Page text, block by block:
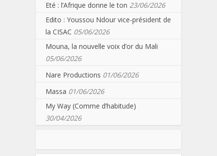
Eté : l’Afrique donne le ton 23/06/2026
Edito : Youssou Ndour vice-président de
la CISAC 05/06/2026
Mouna, la nouvelle voix d’or du Mali
05/06/2026
Nare Productions 01/06/2026
Massa 01/06/2026
My Way (Comme d’habitude)
30/04/2026